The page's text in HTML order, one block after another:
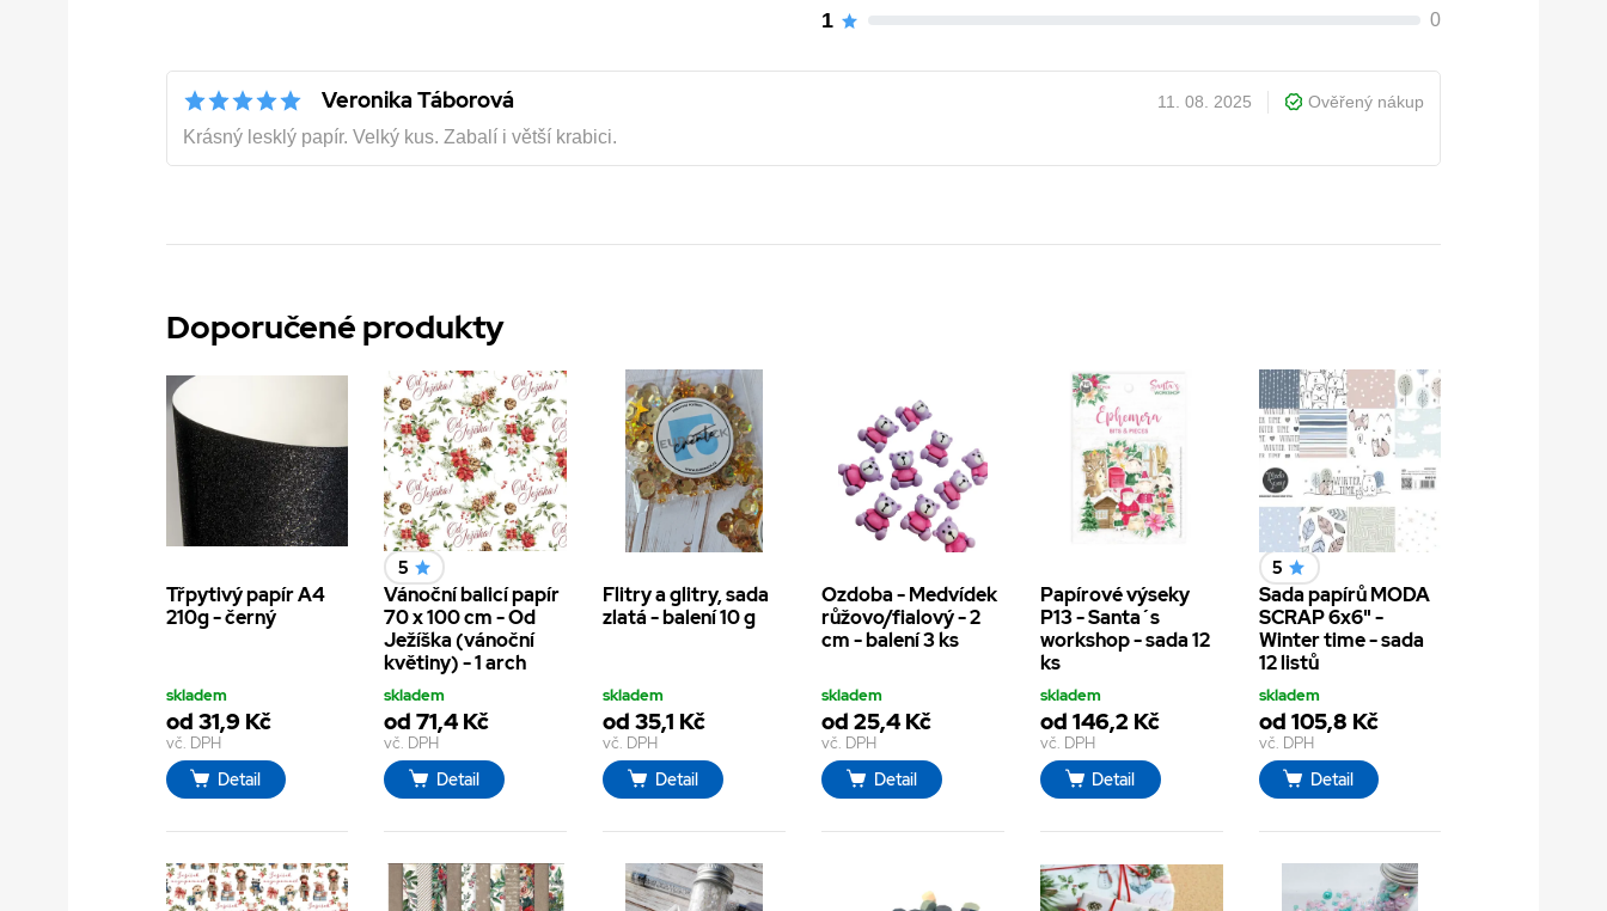
1 0
Veronika Táborová 11. 08. 2025 Ověřený nákup
Krásný lesklý papír. Velký kus. Zabalí i větší krabici.
Doporučené produkty
Třpytivý papír A4
210g - černý
skladem
od 31,9 Kč
vč. DPH
Detail
5
Vánoční balicí papír
70 x 100 cm - Od
Ježíška (vánoční
květiny) - 1 arch
skladem
od 71,4 Kč
vč. DPH
Detail
Flitry a glitry, sada
zlatá - balení 10 g
skladem
od 35,1 Kč
vč. DPH
Detail
Ozdoba - Medvídek
růžovo/fialový - 2
cm - balení 3 ks
skladem
od 25,4 Kč
vč. DPH
Detail
Papírové výseky
P13 - Santa´s
workshop - sada 12
ks
skladem
od 146,2 Kč
vč. DPH
Detail
5
Sada papírů MODA
SCRAP 6x6" -
Winter time - sada
12 listů
skladem
od 105,8 Kč
vč. DPH
Detail